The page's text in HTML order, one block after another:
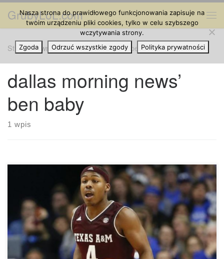
Przejdź do treści
GrubyLoL.com
Strona główna » dallas morning news’ ben baby
dallas morning news’
ben baby
1 wpis
Jak mówi Dallas Morning News’ Ben Baby, Texas A & M
Aggies odwołało ze startu nowego zawodnika JJ Caldwella,
a także zawiesiło Jay Jay Chandlera. Decyzja szkoły
została podjęta po aresztowaniu obu graczy w niedzielę i
oskarżeniu ich o posiadanie marihuany. Gracze mieli przy
sobie mniej niż dwie uncje marihuany. […]
Nasza strona do prawidłowego funkcjonowania zapisuje na
twoim urządzeniu pliki cookies, tylko w celu szybszego
wczytywania strony.
Zgoda
Odrzuć wszystkie zgody Polityka prywatności